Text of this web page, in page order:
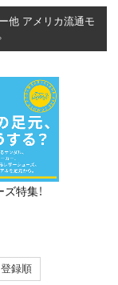
他 アメリカ流通モ
特集！
登録順